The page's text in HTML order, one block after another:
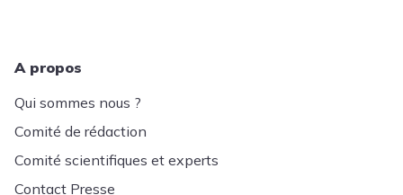
A propos
Qui sommes nous ?
Comité de rédaction
Comité scientifiques et experts
Contact Presse